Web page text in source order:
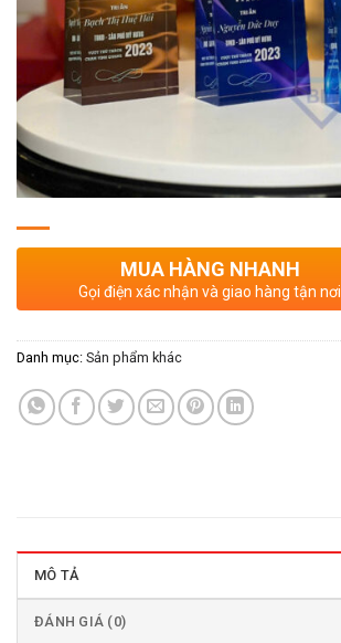
MUA HÀNG NHANH
Gọi điện xác nhận và giao hàng tận nơi
Danh mục: Sản phẩm khác
MÔ TẢ
ĐÁNH GIÁ (0)